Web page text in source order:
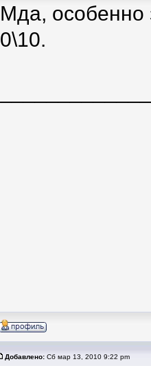
Мда, особенно
0\10.
Добавлено: Сб мар 13, 2010 9:22 pm